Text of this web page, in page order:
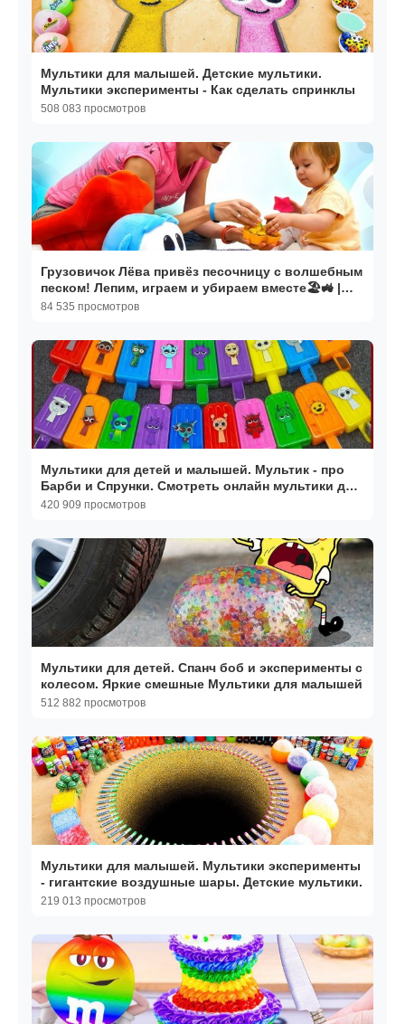
Мультики для малышей. Детские мультики.
Мультики эксперименты - Как сделать спринклы
508 083 просмотров
Грузовичок Лёва привёз песочницу с волшебным
песком! Лепим, играем и убираем вместе🏖️🚜 |
Для детей
84 535 просмотров
Мультики для детей и малышей. Мультик - про
Барби и Спрунки. Смотреть онлайн мультики для
девочек
420 909 просмотров
Мультики для детей. Спанч боб и эксперименты с
колесом. Яркие смешные Мультики для малышей
512 882 просмотров
Мультики для малышей. Мультики эксперименты
- гигантские воздушные шары. Детские мультики.
219 013 просмотров